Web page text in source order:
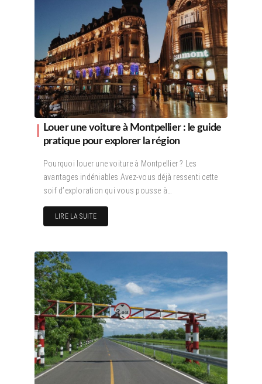
Louer une voiture à Montpellier : le guide
pratique pour explorer la région
Pourquoi louer une voiture à Montpellier ? Les
avantages indéniables Avez-vous déjà ressenti cette
soif d’exploration qui vous pousse à…
LIRE LA SUITE